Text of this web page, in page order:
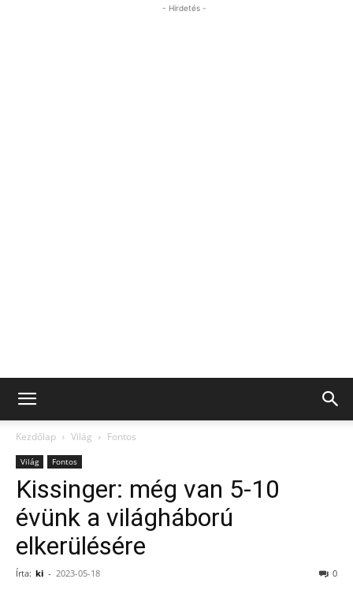
- Hirdetés -
Kezdőlap Világ Fontos
Világ Fontos
Kissinger: még van 5-10
évünk a világháború
elkerülésére
Írta: ki - 2023-05-18 0